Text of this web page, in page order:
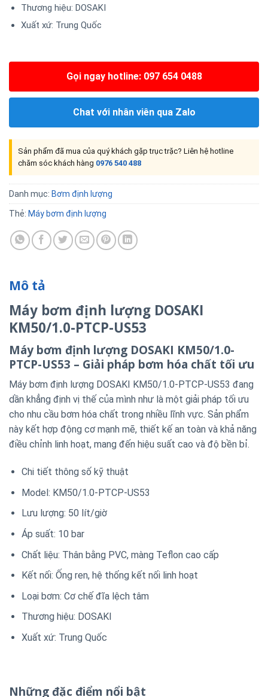
Thương hiệu: DOSAKI
Xuất xứ: Trung Quốc
Gọi ngay hotline: 097 654 0488
Chat với nhân viên qua Zalo
Sản phẩm đã mua của quý khách gặp trục trặc? Liên hệ hotline
chăm sóc khách hàng 0976 540 488
Danh mục: Bơm định lượng
Thẻ: Máy bơm định lượng
Mô tả
Máy bơm định lượng DOSAKI
KM50/1.0-PTCP-US53
Máy bơm định lượng DOSAKI KM50/1.0-
PTCP-US53 – Giải pháp bơm hóa chất tối ưu
Máy bơm định lượng DOSAKI KM50/1.0-PTCP-US53 đang
dần khẳng định vị thế của mình như là một giải pháp tối ưu
cho nhu cầu bơm hóa chất trong nhiều lĩnh vực. Sản phẩm
này kết hợp động cơ mạnh mẽ, thiết kế an toàn và khả năng
điều chỉnh linh hoạt, mang đến hiệu suất cao và độ bền bỉ.
Chi tiết thông số kỹ thuật
Model: KM50/1.0-PTCP-US53
Lưu lượng: 50 lít/giờ
Áp suất: 10 bar
Chất liệu: Thân bằng PVC, màng Teflon cao cấp
Kết nối: Ống ren, hệ thống kết nối linh hoạt
Loại bơm: Cơ chế đĩa lệch tâm
Thương hiệu: DOSAKI
Xuất xứ: Trung Quốc
Những đặc điểm nổi bật